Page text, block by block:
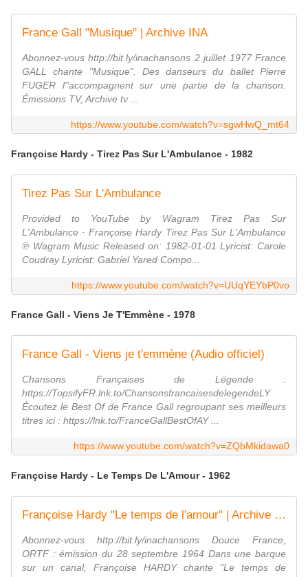
France Gall "Musique" | Archive INA
Abonnez-vous http://bit.ly/inachansons 2 juillet 1977 France
GALL chante "Musique". Des danseurs du ballet Pierre
FUGER l''accompagnent sur une partie de la chanson.
Émissions TV, Archive tv ...
https://www.youtube.com/watch?v=sgwHwQ_mt64
Françoise Hardy - Tirez Pas Sur L'Ambulance - 1982
Tirez Pas Sur L'Ambulance
Provided to YouTube by Wagram Tirez Pas Sur
L'Ambulance · Françoise Hardy Tirez Pas Sur L'Ambulance
℗ Wagram Music Released on: 1982-01-01 Lyricist: Carole
Coudray Lyricist: Gabriel Yared Compo...
https://www.youtube.com/watch?v=UUqYEYbP0vo
France Gall - Viens Je T'Emmène - 1978
France Gall - Viens je t'emmène (Audio officiel)
Chansons Françaises de Légende :
https://TopsifyFR.lnk.to/ChansonsfrancaisesdelegendeLY
Écoutez le Best Of de France Gall regroupant ses meilleurs
titres ici : https://lnk.to/FranceGallBestOfAY ...
https://www.youtube.com/watch?v=ZQbMkidawa0
Françoise Hardy - Le Temps De L'Amour - 1962
Françoise Hardy "Le temps de l'amour" | Archive INA
Abonnez-vous http://bit.ly/inachansons Douce France,
ORTF : émission du 28 septembre 1964 Dans une barque
sur un canal, Françoise HARDY chante "Le temps de